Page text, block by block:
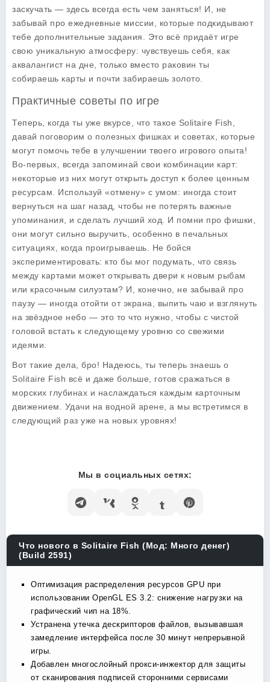
заскучать — здесь всегда есть чем заняться! И, не
забывай про ежедневные миссии, которые подкидывают
тебе дополнительные задания. Это всё придаёт игре
свою уникальную атмосферу: чувствуешь себя, как
аквалангист на дне, только вместо раковин ты
собираешь карты и почти забираешь золото.
Практичные советы по игре
Теперь, когда ты уже вкурсе, что такое Solitaire Fish
давай поговорим о полезных фишках и советах, которые
могут помочь тебе в улучшении твоего игрового опыта!
Во-первых, всегда запоминай свои комбинации карт:
некоторые из них могут открыть доступ к более ценным
ресурсам. Используй «отмену» с умом: иногда стоит
вернуться на шаг назад, чтобы не потерять важные
упоминания, и сделать лучший ход. И помни про фишки,
они могут сильно выручить, особенно в печальных
ситуациях, когда проигрываешь. Не бойся
экспериментировать: кто бы мог подумать, что связь
между картами может открывать двери к новым рыбам
или красочным силуэтам? И, конечно, не забывай про
паузу — иногда отойти от экрана, выпить чаю и взглянуть
на звёздное небо — это то что нужно, чтобы с чистой
головой встать к следующему уровню со свежими
идеями.
Вот такие дела, бро! Надеюсь, ты теперь знаешь о
Solitaire Fish всё и даже больше, готов сражаться в
морских глубинах и наслаждаться каждым карточным
движением. Удачи на водной арене, а мы встретимся в
следующий раз уже на новых уровнях!
Мы в социальных сетях:
Что нового в Solitaire Fish (Мод: Много денег)
(Build 2591)
Оптимизация распределения ресурсов GPU при
использовании OpenGL ES 3.2: снижение нагрузки на
графический чип на 18%.
Устранена утечка дескрипторов файлов, вызывавшая
замедление интерфейса после 30 минут непрерывной
игры.
Добавлен многослойный прокси-инжектор для защиты
от сканирования подписей сторонними сервисами